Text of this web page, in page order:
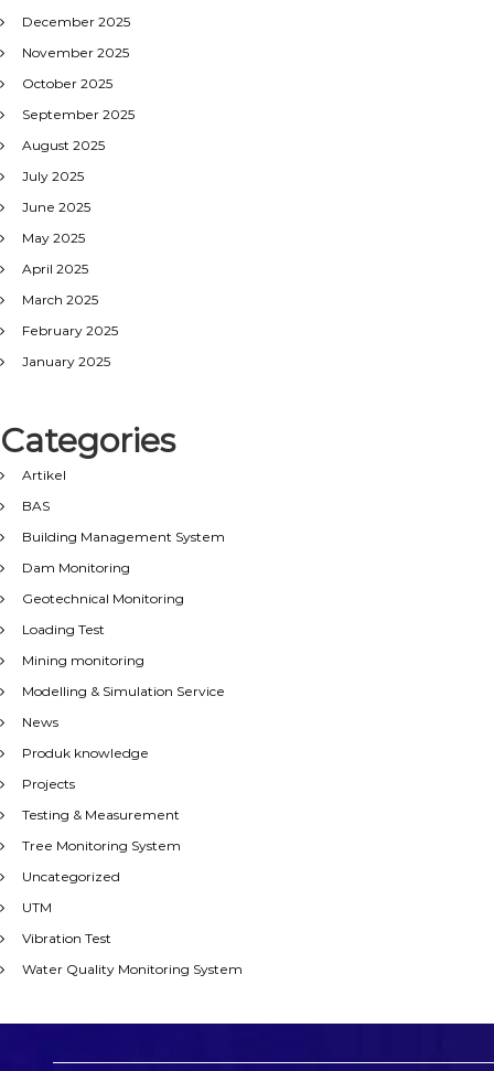
December 2025
November 2025
October 2025
September 2025
August 2025
July 2025
June 2025
May 2025
April 2025
March 2025
February 2025
January 2025
Categories
Artikel
BAS
Building Management System
Dam Monitoring
Geotechnical Monitoring
Loading Test
Mining monitoring
Modelling & Simulation Service
News
Produk knowledge
Projects
Testing & Measurement
Tree Monitoring System
Uncategorized
UTM
Vibration Test
Water Quality Monitoring System